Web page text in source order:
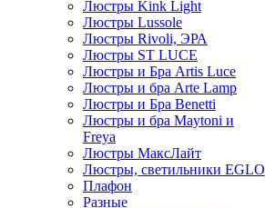
Люстры Kink Light
Люстры Lussole
Люстры Rivoli, ЭРА
Люстры ST LUCE
Люстры и Бра Artis Luce
Люстры и бра Arte Lamp
Люстры и Бра Benetti
Люстры и бра Maytoni и
Freya
Люстры МаксЛайт
Люстры, светильники EGLO
Плафон
Разные